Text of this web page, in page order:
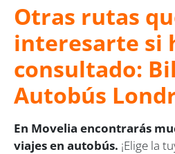
Otras rutas
interesarte si
consultado:
Autobús
En Movelia encontrarás
viajes en autobús. ¡Elige la